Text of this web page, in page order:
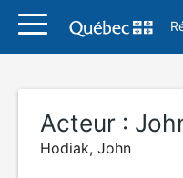
Acteur :
Hodiak, John